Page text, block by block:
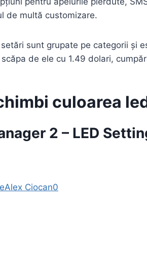
de multă customizare.
sunt grupate pe categorii și
de ele cu 1.49 dolari,
culoarea
2 – LED
Alex Ciocan0